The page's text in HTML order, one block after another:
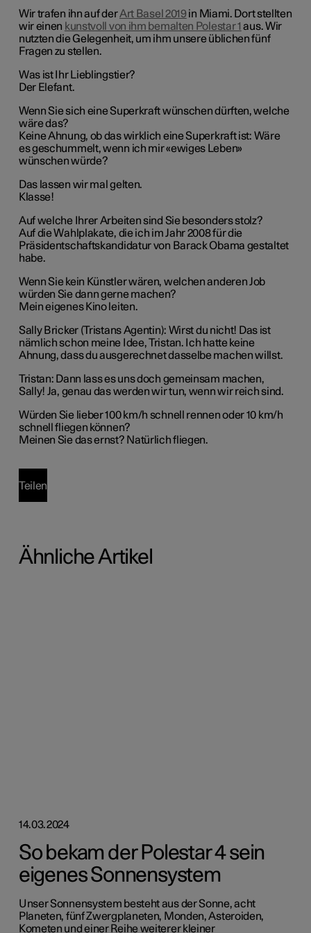
Wir trafen ihn auf derArt Basel 2019in Miami. Dort stellten
wir einen kunstvoll von ihm bemalten Polestar 1 aus. Wir
nutzten die Gelegenheit, um ihm unsere üblichen fünf
Fragen zu stellen.
Was ist Ihr Lieblingstier?
Der Elefant.
Wenn Sie sich eine Superkraft wünschen dürften, welche
wäre das?
Keine Ahnung, ob das wirklich eine Superkraft ist: Wäre
es geschummelt, wenn ich mir «ewiges Leben»
wünschen würde?
Das lassen wir mal gelten.
Klasse!
Auf welche Ihrer Arbeiten sind Sie besonders stolz?
Auf die Wahlplakate, die ich im Jahr 2008 für die
Präsidentschaftskandidatur von Barack Obama gestaltet
habe.
Wenn Sie kein Künstler wären, welchen anderen Job
würden Sie dann gerne machen?
Mein eigenes Kino leiten.
Sally Bricker (Tristans Agentin): Wirst du nicht! Das ist
nämlich schon meine Idee, Tristan. Ich hatte keine
Ahnung, dass du ausgerechnet dasselbe machen willst.
Tristan: Dann lass es uns doch gemeinsam machen,
Sally! Ja, genau das werden wir tun, wenn wir reich sind.
Würden Sie lieber 100 km/h schnell rennen oder 10 km/h
schnell fliegen können?
Meinen Sie das ernst? Natürlich fliegen.
Teilen
Ähnliche Artikel
14.03.2024
So bekam der Polestar 4 sein
eigenes Sonnensystem
Unser Sonnensystem besteht aus der Sonne, acht
Planeten, fünf Zwergplaneten, Monden, Asteroiden,
Kometen und einer Reihe weiterer kleiner